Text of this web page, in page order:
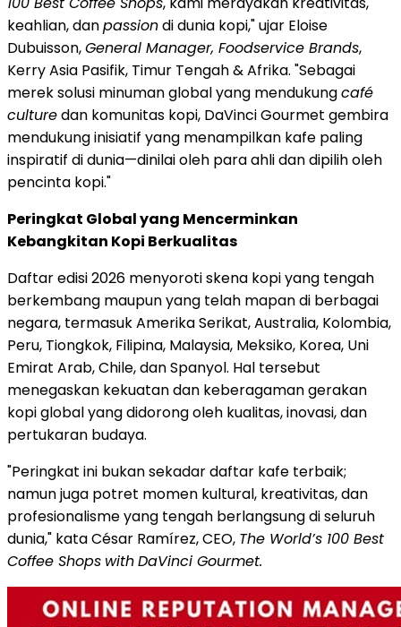
keahlian, danpassiondi dunia kopi," ujar Eloise
Dubuisson,General Manager, Foodservice Brands,
Kerry Asia Pasifik, Timur Tengah & Afrika. "Sebagai
merek solusi minuman global yang mendukungcafé
culturedan komunitas kopi, DaVinci Gourmet gembira
mendukung inisiatif yang menampilkan kafe paling
inspiratif di dunia—dinilai oleh para ahli dan dipilih oleh
pencinta kopi."
Peringkat Global yang Mencerminkan
Kebangkitan Kopi Berkualitas
Daftar edisi 2026 menyoroti skena kopi yang tengah
berkembang maupun yang telah mapan di berbagai
negara, termasuk Amerika Serikat, Australia, Kolombia,
Peru, Tiongkok, Filipina, Malaysia, Meksiko, Korea, Uni
Emirat Arab, Chile, dan Spanyol. Hal tersebut
menegaskan kekuatan dan keberagaman gerakan
kopi global yang didorong oleh kualitas, inovasi, dan
pertukaran budaya.
"Peringkat ini bukan sekadar daftar kafe terbaik;
namun juga potret momen kultural, kreativitas, dan
profesionalisme yang tengah berlangsung di seluruh
dunia," kata César Ramírez, CEO, The World’s 100 Best
Coffee Shops withDaVinci Gourmet.